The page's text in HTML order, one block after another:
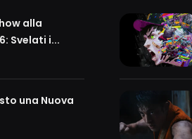
alla
Svelati i...
una Nuova